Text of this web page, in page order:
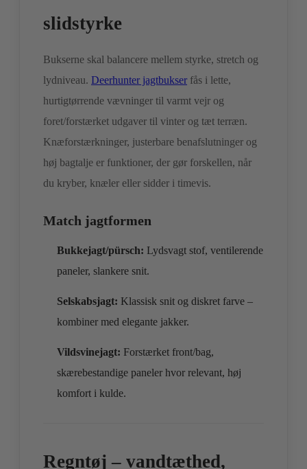
slidstyrke
Bukserne skal balancere mellem styrke, stretch og
lydniveau. Deerhunter jagtbukser fås i lette,
hurtigtørrende vævninger til varmt vejr og
foret/forstærket udgaver til vinter og tæt terræn.
Knæforstærkninger, justerbare benafslutninger og
høj bagtalje er funktioner, der gør forskellen, når
du kryber, knæler eller sidder i timevis.
Match jagtformen
Bukkejagt/pürsch: Lydsvagt stof, ventilerende
paneler, slankere snit.
Selskabsjagt: Klassisk snit og diskret farve –
kombiner med elegante jakker.
Vildsvinejagt: Forstærket front/bag,
skærebestandige paneler hvor relevant, høj
komfort i kulde.
Regntøj – vandtæthed,